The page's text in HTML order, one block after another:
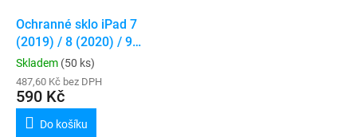
Ochranné sklo iPad 7
(2019) / 8 (2020) / 9
(2021)
Skladem (50 ks)
487,60 Kč bez DPH
590 Kč
Do košíku